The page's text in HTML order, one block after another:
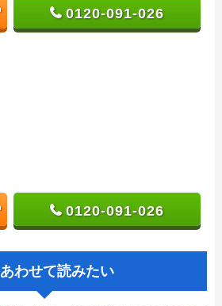
0120-091-026
0120-091-026
あわせて読みたい